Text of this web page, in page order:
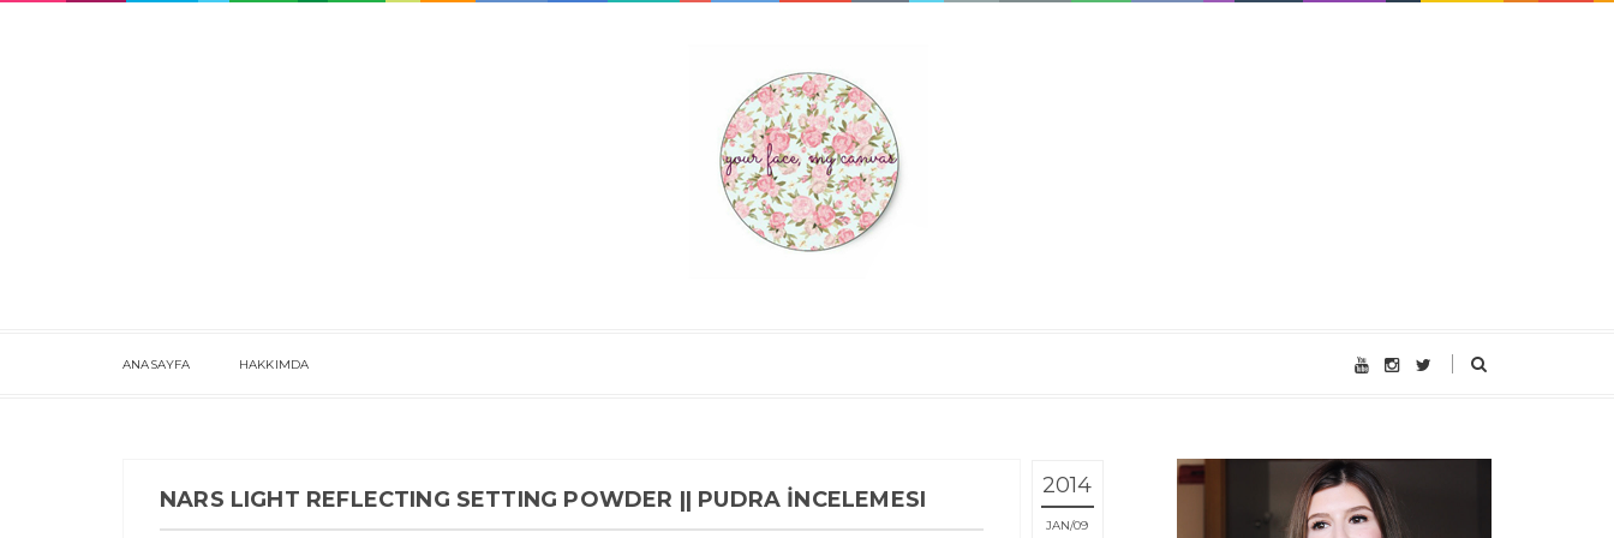
ANASAYFA HAKKIMDA
2014
JAN 09
NARS LIGHT REFLECTING SETTING POWDER || PUDRA İNCELEMESI